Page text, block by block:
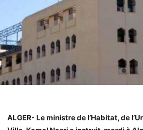
ALGER- Le ministre de l’Habitat, de